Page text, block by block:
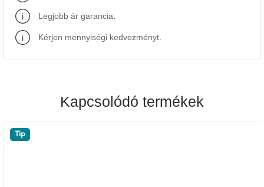
Yens
gyűjtemény
Legjobb ár garancia
Kérjen mennyiségi kedvezményt
Kapcsolódó termékek
Tip